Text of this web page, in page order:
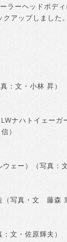
ラーヘッドボデ
アップしました。
：文・小林 昇）
ナハトイェーガ
）
ェー）（写真：文
（写真・文 藤森
文・佐原輝夫）